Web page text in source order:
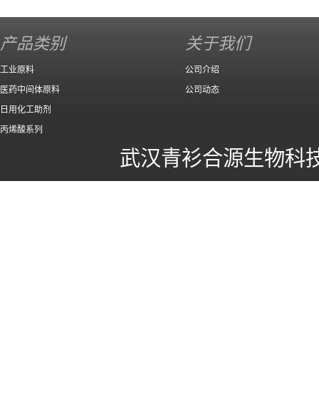
产品类别
工业原料
医药中间体原料
日用化工助剂
丙烯酸系列
关于我们
公司介绍
公司动态
武汉青衫合源生物科